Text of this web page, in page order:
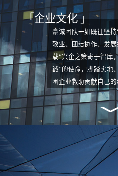
册，是四川省高院、贵
理人机构。公司连续三
（2007/2013/2017）入
人名册且稳居前列，
名（清算公司第1名）
围该院一级管理人名册
法律、财务、税务、
交易及经营管理等领
和多年实务经验的复合
目前，公司管理服务
不良资产超过1000亿
类债权人超过10万人
产开发、制造业、农
开发、化工等多个行业
「企业文化 」
豪诚团队一如既往坚
敬业、团结协作、发
载“兴企之策寄于智库
诚”的使命，脚踏实地
困企业救助贡献自己的